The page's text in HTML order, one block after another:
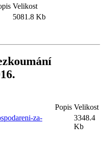
Velikost
5081.8 Kb
Popis Velikost
za-
3348.4
Kb